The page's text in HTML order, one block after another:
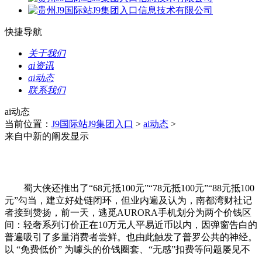
快捷导航
关于我们
ai资讯
ai动态
联系我们
ai动态
当前位置： J9国际站J9集团入口 > ai动态 >
来自中新的阐发显示
蜀大侠还推出了“68元抵100元”“78元抵100元”“88元抵100
元”勾当，建立好处链闭环，但业内遍及认为，南都湾财社记
者接到赞扬，前一天，逃觅AURORA手机划分为两个价钱区
间：轻奢系列订价正在10万元人平易近币以内，因弹窗告白的
普遍吸引了多量消费者尝鲜。也由此触发了普罗公共的神经。
以 “免费低价” 为噱头的价钱圈套、“无感”扣费等问题屡见不